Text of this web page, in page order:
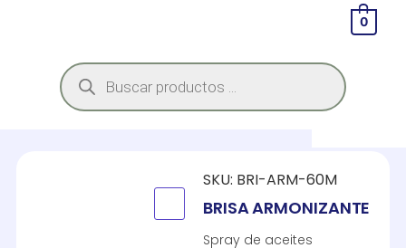
0
SKU: BRI-ARM-60M
BRISA ARMONIZANTE
Spray de aceites